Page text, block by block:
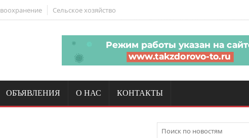
Сельское хозяйство
ОБЪЯВЛЕНИЯ О НАС КОНТАКТЫ